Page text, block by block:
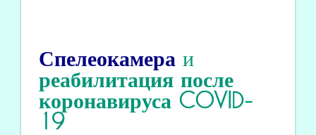
Спелеокамера и
реабилитацияпосле
коронавируса COVID-
19